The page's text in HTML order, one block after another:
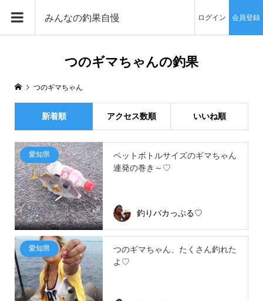
みんなの釣果自慢 ログイン 会員登録
つのギマちゃんの釣果
つのギマちゃん
新着順 アクセス数順 いいね順
愛知県
ペットボトルサイズのギマちゃん
連発の巻き～♡
釣りバカっぷる♡
愛知県
つのギマちゃん、たくさん釣れた
よ♡